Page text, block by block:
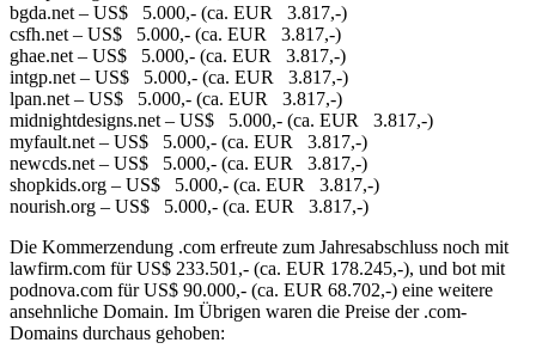
bgda.net – US$ 5.000,- (ca. EUR 3.817,-)
csfh.net – US$ 5.000,- (ca. EUR 3.817,-)
ghae.net – US$ 5.000,- (ca. EUR 3.817,-)
intgp.net – US$ 5.000,- (ca. EUR 3.817,-)
lpan.net – US$ 5.000,- (ca. EUR 3.817,-)
midnightdesigns.net – US$ 5.000,- (ca. EUR 3.817,-)
myfault.net – US$ 5.000,- (ca. EUR 3.817,-)
newcds.net – US$ 5.000,- (ca. EUR 3.817,-)
shopkids.org – US$ 5.000,- (ca. EUR 3.817,-)
nourish.org – US$ 5.000,- (ca. EUR 3.817,-)
Die Kommerzendung .com erfreute zum Jahresabschluss noch mit
lawfirm.com für US$ 233.501,- (ca. EUR 178.245,-), und bot mit
podnova.com für US$ 90.000,- (ca. EUR 68.702,-) eine weitere
ansehnliche Domain. Im Übrigen waren die Preise der .com-
Domains durchaus gehoben: